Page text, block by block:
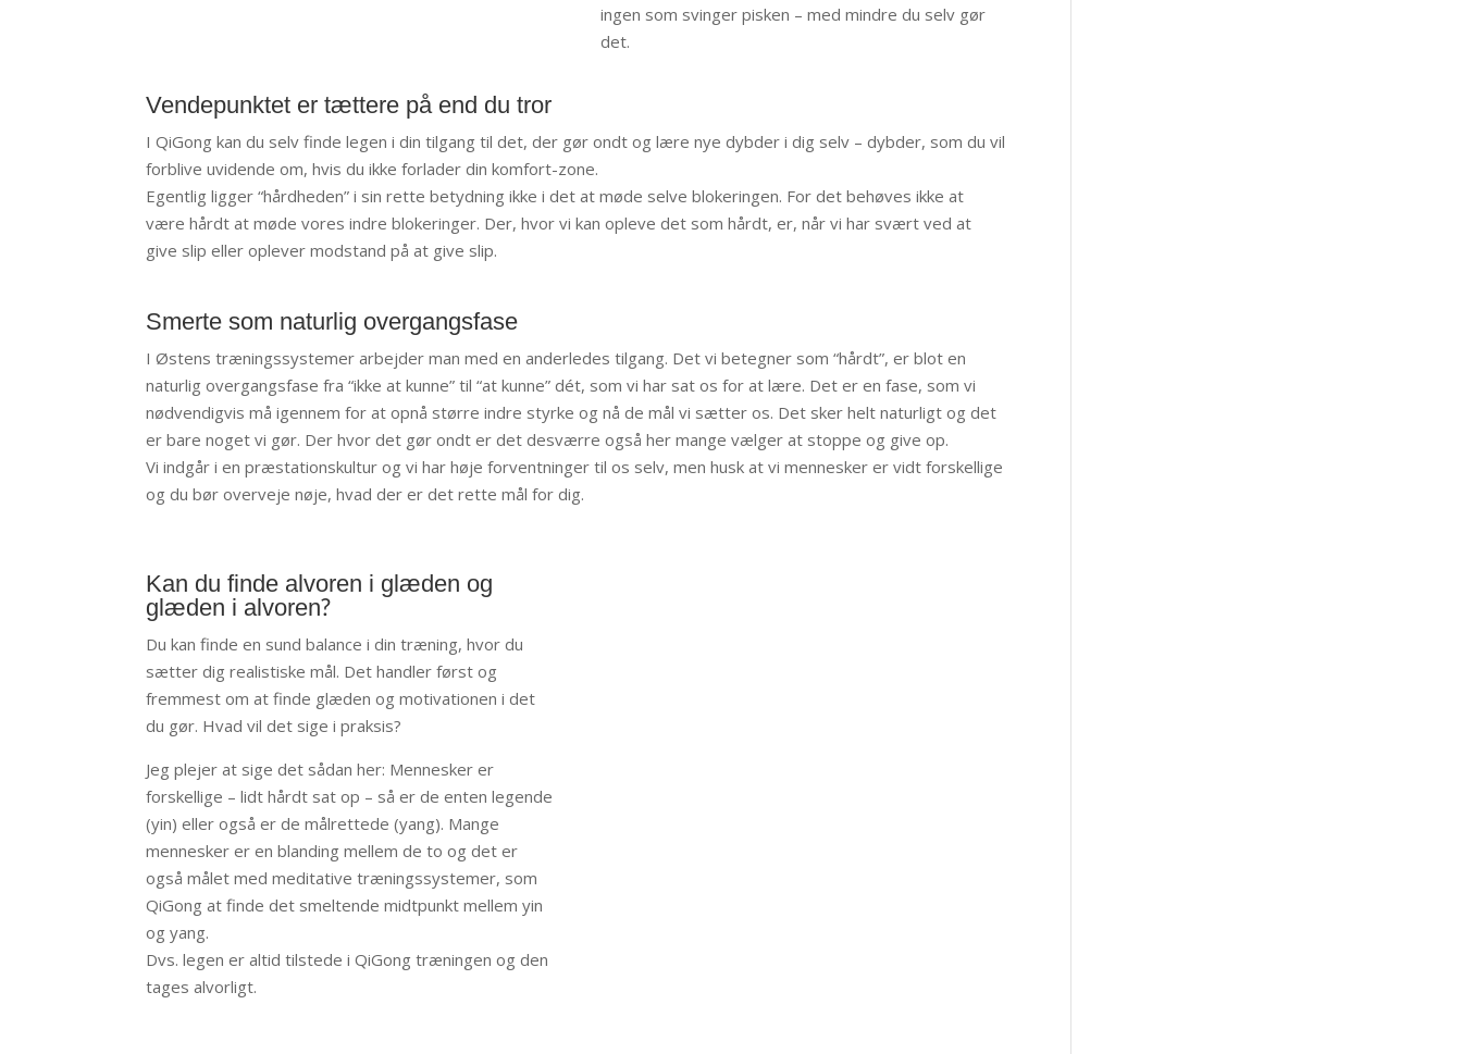
ingen som svinger pisken – med mindre du selv gør
det.
Vendepunktet er tættere på end du tror
I QiGong kan du selv finde legen i din tilgang til det, der gør ondt og lære nye dybder i dig selv – dybder, som du vil
forblive uvidende om, hvis du ikke forlader din komfort-zone.
Egentlig ligger “hårdheden” i sin rette betydning ikke i det at møde selve blokeringen. For det behøves ikke at
være hårdt at møde vores indre blokeringer. Der, hvor vi kan opleve det som hårdt, er, når vi har svært ved at
give slip eller oplever modstand på at give slip.
Smerte som naturlig overgangsfase
I Østens træningssystemer arbejder man med en anderledes tilgang. Det vi betegner som “hårdt”, er blot en
naturlig overgangsfase fra “ikke at kunne” til “at kunne” dét, som vi har sat os for at lære. Det er en fase, som vi
nødvendigvis må igennem for at opnå større indre styrke og nå de mål vi sætter os. Det sker helt naturligt og det
er bare noget vi gør. Der hvor det gør ondt er det desværre også her mange vælger at stoppe og give op.
Vi indgår i en præstationskultur og vi har høje forventninger til os selv, men husk at vi mennesker er vidt forskellige
og du bør overveje nøje, hvad der er det rette mål for dig.
Kan du finde alvoren i glæden og
glæden i alvoren?
Du kan finde en sund balance i din træning, hvor du
sætter dig realistiske mål. Det handler først og
fremmest om at finde glæden og motivationen i det
du gør. Hvad vil det sige i praksis?
Jeg plejer at sige det sådan her: Mennesker er
forskellige – lidt hårdt sat op – så er de enten legende
(yin) eller også er de målrettede (yang). Mange
mennesker er en blanding mellem de to og det er
også målet med meditative træningssystemer, som
QiGong at finde det smeltende midtpunkt mellem yin
og yang.
Dvs. legen er altid tilstede i QiGong træningen og den
tages alvorligt.